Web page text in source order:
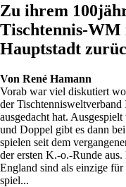
Zu ihrem
Tischtennis-
Hauptstadt
Von René Hamann
Vorab war viel diskutiert
der
ausgedacht hat.
und Doppel gibt es dann
spielen seit dem
der ersten K.-o.-Runde
England sind als einzige
spiel...